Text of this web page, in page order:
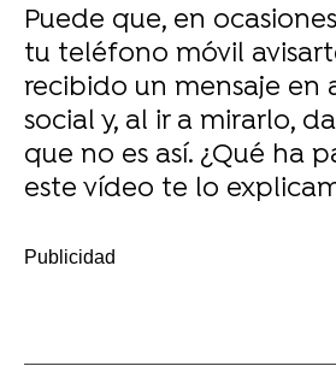
Puede que, en
tu teléfono móvil
recibido un mensaje en
social y, al ir a mirarlo,
que no es así. ¿Qué ha
este vídeo te lo